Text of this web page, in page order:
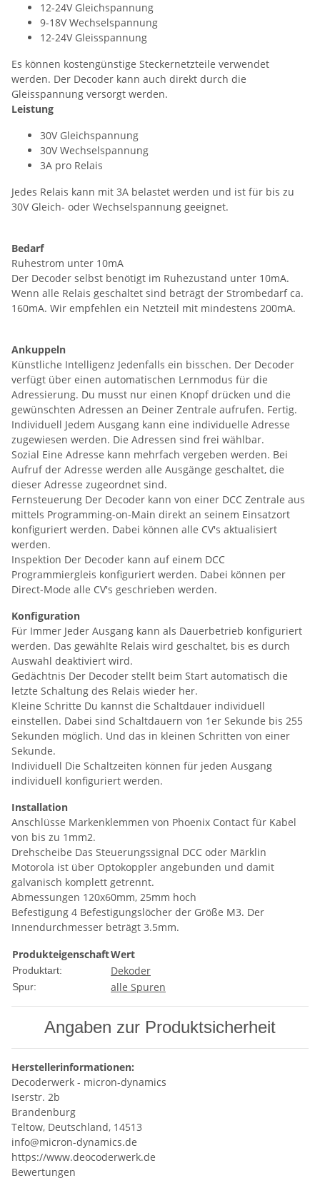
12-24V Gleichspannung
9-18V Wechselspannung
12-24V Gleisspannung
Es können kostengünstige Steckernetzteile verwendet
werden. Der Decoder kann auch direkt durch die
Gleisspannung versorgt werden.
Leistung
30V Gleichspannung
30V Wechselspannung
3A pro Relais
Jedes Relais kann mit 3A belastet werden und ist für bis zu
30V Gleich- oder Wechselspannung geeignet.
Bedarf
Ruhestrom unter 10mA
Der Decoder selbst benötigt im Ruhezustand unter 10mA.
Wenn alle Relais geschaltet sind beträgt der Strombedarf ca.
160mA. Wir empfehlen ein Netzteil mit mindestens 200mA.
Ankuppeln
Künstliche Intelligenz Jedenfalls ein bisschen. Der Decoder
verfügt über einen automatischen Lernmodus für die
Adressierung. Du musst nur einen Knopf drücken und die
gewünschten Adressen an Deiner Zentrale aufrufen. Fertig.
Individuell Jedem Ausgang kann eine individuelle Adresse
zugewiesen werden. Die Adressen sind frei wählbar.
Sozial Eine Adresse kann mehrfach vergeben werden. Bei
Aufruf der Adresse werden alle Ausgänge geschaltet, die
dieser Adresse zugeordnet sind.
Fernsteuerung Der Decoder kann von einer DCC Zentrale aus
mittels Programming-on-Main direkt an seinem Einsatzort
konfiguriert werden. Dabei können alle CV's aktualisiert
werden.
Inspektion Der Decoder kann auf einem DCC
Programmiergleis konfiguriert werden. Dabei können per
Direct-Mode alle CV's geschrieben werden.
Konfiguration
Für Immer Jeder Ausgang kann als Dauerbetrieb konfiguriert
werden. Das gewählte Relais wird geschaltet, bis es durch
Auswahl deaktiviert wird.
Gedächtnis Der Decoder stellt beim Start automatisch die
letzte Schaltung des Relais wieder her.
Kleine Schritte Du kannst die Schaltdauer individuell
einstellen. Dabei sind Schaltdauern von 1er Sekunde bis 255
Sekunden möglich. Und das in kleinen Schritten von einer
Sekunde.
Individuell Die Schaltzeiten können für jeden Ausgang
individuell konfiguriert werden.
Installation
Anschlüsse Markenklemmen von Phoenix Contact für Kabel
von bis zu 1mm2.
Drehscheibe Das Steuerungssignal DCC oder Märklin
Motorola ist über Optokoppler angebunden und damit
galvanisch komplett getrennt.
Abmessungen 120x60mm, 25mm hoch
Befestigung 4 Befestigungslöcher der Größe M3. Der
Innendurchmesser beträgt 3.5mm.
ProdukteigenschaftWert
Produktart: Dekoder
Spur: alle Spuren
Angaben zur Produktsicherheit
Herstellerinformationen:
Decoderwerk - micron-dynamics
Iserstr. 2b
Brandenburg
Teltow, Deutschland, 14513
info@micron-dynamics.de
https://www.deocoderwerk.de
Bewertungen